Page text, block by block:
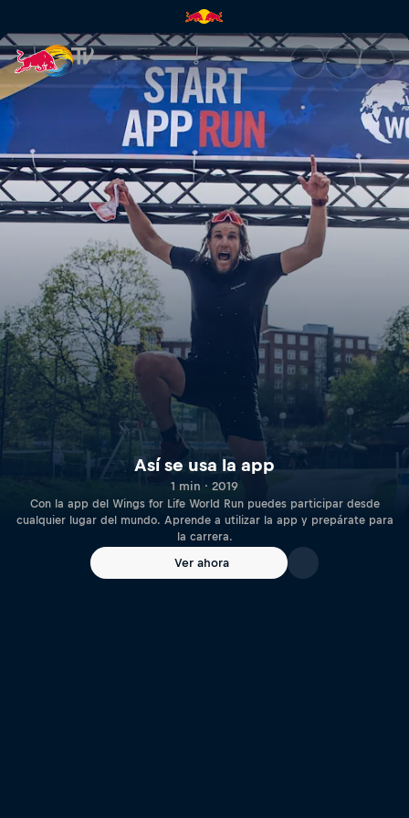
Así se usa la app | Red Bull
Así se usa la app
1 min · 2019
Con la app del Wings for Life World Run puedes participar desde
cualquier lugar del mundo. Aprende a utilizar la app y prepárate para
la carrera.
Ver ahora